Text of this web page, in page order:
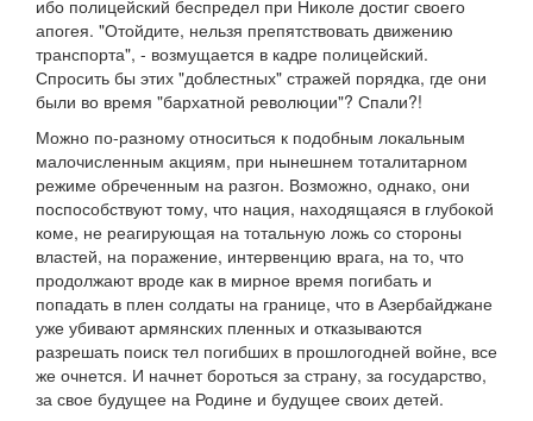
ибо полицейский беспредел при Николе достиг своего
апогея. "Отойдите, нельзя препятствовать движению
транспорта", - возмущается в кадре полицейский.
Спросить бы этих "доблестных" стражей порядка, где они
были во время "бархатной революции"? Спали?!
Можно по-разному относиться к подобным локальным
малочисленным акциям, при нынешнем тоталитарном
режиме обреченным на разгон. Возможно, однако, они
поспособствуют тому, что нация, находящаяся в глубокой
коме, не реагирующая на тотальную ложь со стороны
властей, на поражение, интервенцию врага, на то, что
продолжают вроде как в мирное время погибать и
попадать в плен солдаты на границе, что в Азербайджане
уже убивают армянских пленных и отказываются
разрешать поиск тел погибших в прошлогодней войне, все
же очнется. И начнет бороться за страну, за государство,
за свое будущее на Родине и будущее своих детей.